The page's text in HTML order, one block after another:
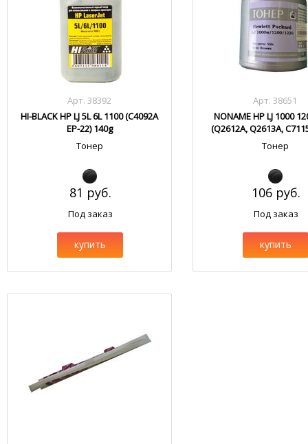
Арт. 38392
HI-BLACK HP LJ 5L 6L 1100 (C4092A
EP-22) 140g
Тонер
81 руб.
Под заказ
купить
Арт. 38651
NONAME HP LJ 1000
(Q2612A, Q2613A,
Тонер
106 руб.
Под заказ
купить